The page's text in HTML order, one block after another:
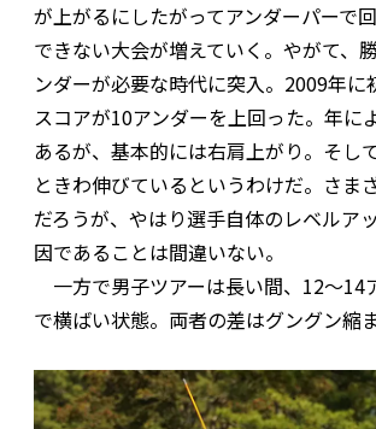
が上がるにしたがってアンダーパーで
できない大会が増えていく。やがて、
ンダーが必要な時代に突入。2009年に
スコアが10アンダーを上回った。年に
あるが、基本的には右肩上がり。そし
ときわ伸びているというわけだ。さま
だろうが、やはり選手自体のレベルア
因であることは間違いない。
一方で男子ツアーは長い間、12〜14
で横ばい状態。両者の差はグングン縮